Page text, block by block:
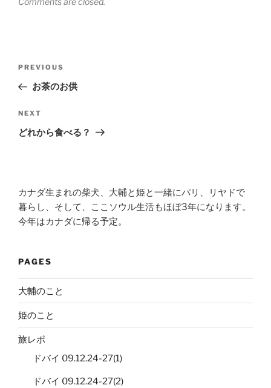
Previous
Post
PREVIOUS
お茶のお供
Next
Post
NEXT
どれから食べる？
カナダ生まれの柴犬、大輔と姫と一緒にパリ、リヤドで
暮らし、そして、ここソウル生活もほぼ3年になります。
今年はカナダに帰る予定。
PAGES
大輔のこと
姫のこと
旅レポ
ドバイ 09.12.24-27(1)
ドバイ 09.12.24-27(2)